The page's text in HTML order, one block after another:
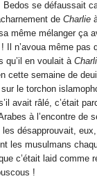
Bedos se défaussait
deCharlie
même mélanger ça
Il n’avoua même pas
qu’il en voulait à
cette semaine de
le torchon
avait râlé, c’était
à l’encontre de
les désapprouvait,
les musulmans
c’était laid comme
!